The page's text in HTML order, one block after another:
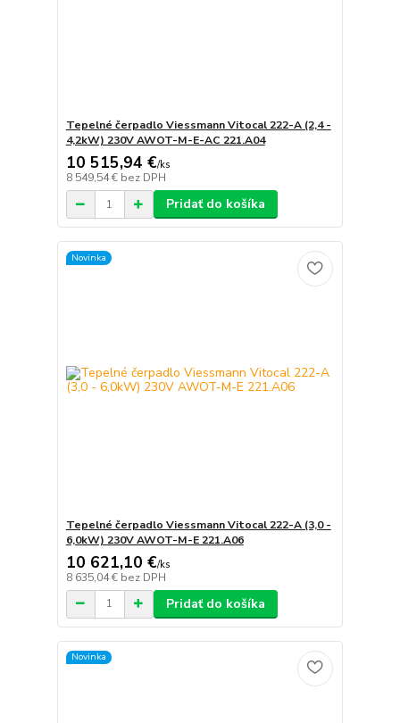
Tepelné čerpadlo Viessmann Vitocal 222-A (2,4 -
4,2kW) 230V AWOT-M-E-AC 221.A04
10 515,94 €/ks
8 549,54 € bez DPH
Pridať do košíka
Novinka
Tepelné čerpadlo Viessmann Vitocal 222-A (3,0 -
6,0kW) 230V AWOT-M-E 221.A06
10 621,10 €/ks
8 635,04 € bez DPH
Pridať do košíka
Novinka